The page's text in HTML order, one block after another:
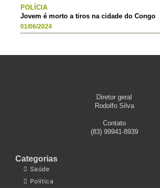
POLÍCIA
Jovem é morto a tiros na cidade do Congo
01/06/2024
Diretor geral
Rodolfo Silva
Contato
(83) 99941-8939
Categorias
Saúde
Política